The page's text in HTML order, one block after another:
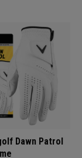
Dawn Patrol